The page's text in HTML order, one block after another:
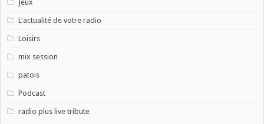
Jeux
L'actualité de votre radio
Loisirs
mix session
patois
Podcast
radio plus live tribute